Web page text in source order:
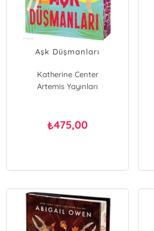
Aşk Düşmanları
Katherine Center
Artemis Yayınları
₺475,00